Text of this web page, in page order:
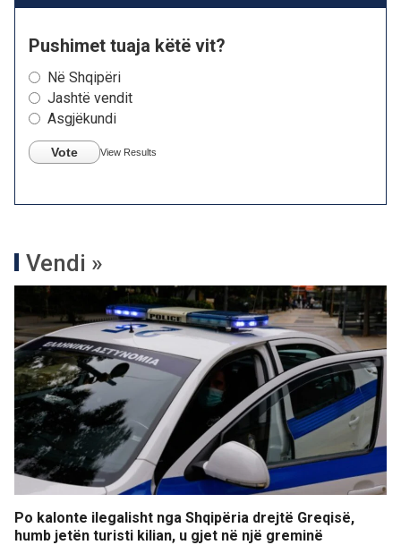
Pushimet tuaja këtë vit?
Në Shqipëri
Jashtë vendit
Asgjëkundi
Vote View Results
Vendi »
Po kalonte ilegalisht nga Shqipëria drejtë Greqisë,
humb jetën turisti kilian, u gjet në një greminë